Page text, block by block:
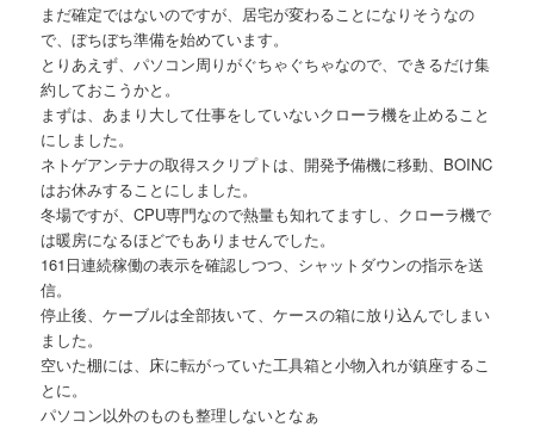
まだ確定ではないのですが、居宅が変わることになりそうなの
で、ぼちぼち準備を始めています。
とりあえず、パソコン周りがぐちゃぐちゃなので、できるだけ集
約しておこうかと。
まずは、あまり大して仕事をしていないクローラ機を止めること
にしました。
ネトゲアンテナの取得スクリプトは、開発予備機に移動、BOINC
はお休みすることにしました。
冬場ですが、CPU専門なので熱量も知れてますし、クローラ機で
は暖房になるほどでもありませんでした。
161日連続稼働の表示を確認しつつ、シャットダウンの指示を送
信。
停止後、ケーブルは全部抜いて、ケースの箱に放り込んでしまい
ました。
空いた棚には、床に転がっていた工具箱と小物入れが鎮座するこ
とに。
パソコン以外のものも整理しないとなぁ